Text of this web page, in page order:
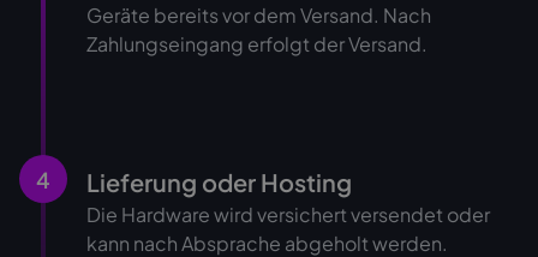
Geräte bereits vor dem Versand. Nach
Zahlungseingang erfolgt der Versand.
4 Lieferung oder Hosting
Die Hardware wird versichert versendet oder
kann nach Absprache abgeholt werden.